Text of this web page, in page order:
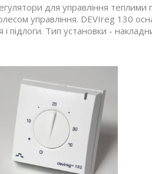
для управління теплими
управління. DEVIreg 130
підлоги. Тип установки -